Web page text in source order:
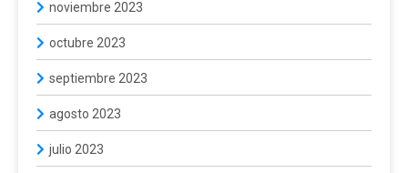
noviembre 2023
octubre 2023
septiembre 2023
agosto 2023
julio 2023